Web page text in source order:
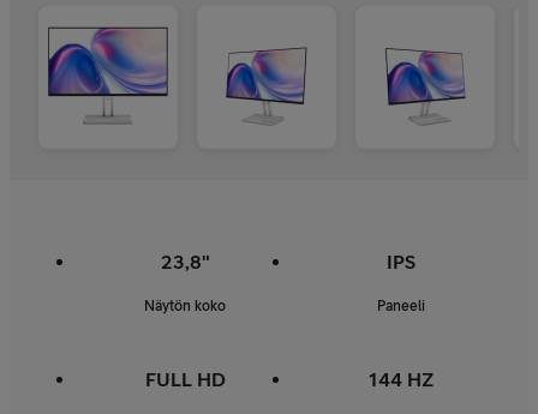
23,8"
Näytön koko
IPS
Paneeli
FULL HD 144 HZ